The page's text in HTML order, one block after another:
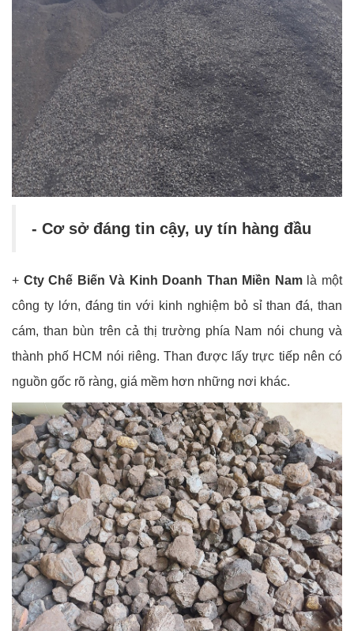
- Cơ sở đáng tin cậy, uy tín hàng đầu
+ Cty Chế Biến Và Kinh Doanh Than Miền Namlà một
công ty lớn, đáng tin với kinh nghiệm bỏ sỉ than đá, than
cám, than bùn trên cả thị trường phía Nam nói chung và
thành phố HCM nói riêng. Than được lấy trực tiếp nên có
nguồn gốc rõ ràng, giá mềm hơn những nơi khác.